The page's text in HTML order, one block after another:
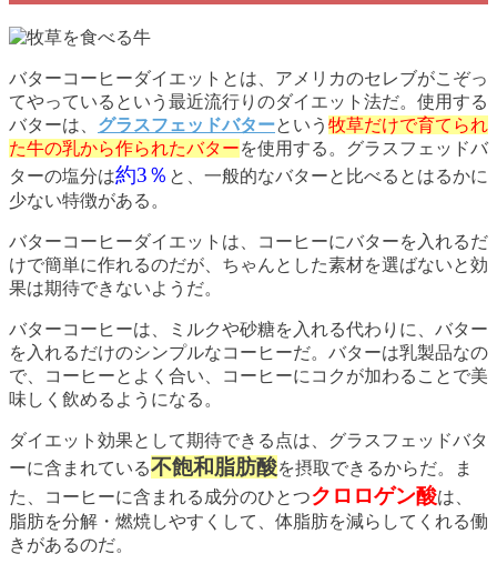
バターコーヒーダイエットとは、アメリカのセレブがこぞっ
てやっているという最近流行りのダイエット法だ。使用する
バターは、 グラスフェッドバターという 牧草だけで育てられ
た牛の乳から作られたバターを使用する。グラスフェッドバ
ターの塩分は約3％ と、一般的なバターと比べるとはるかに
少ない特徴がある。
バターコーヒーダイエットは、コーヒーにバターを入れるだ
けで簡単に作れるのだが、ちゃんとした素材を選ばないと効
果は期待できないようだ。
バターコーヒーは、ミルクや砂糖を入れる代わりに、バター
を入れるだけのシンプルなコーヒーだ。バターは乳製品なの
で、コーヒーとよく合い、コーヒーにコクが加わることで美
味しく飲めるようになる。
ダイエット効果として期待できる点は、グラスフェッドバタ
ーに含まれている不飽和脂肪酸を摂取できるからだ。ま
た、コーヒーに含まれる成分のひとつクロロゲン酸は、
脂肪を分解・燃焼しやすくして、体脂肪を減らしてくれる働
きがあるのだ。